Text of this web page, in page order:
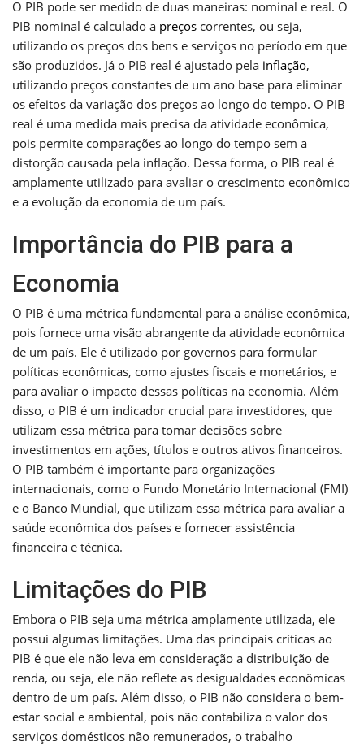
O PIB pode ser medido de duas maneiras: nominal e real. O
PIB nominal é calculado a preços correntes, ou seja,
utilizando os preços dos bens e serviços no período em que
são produzidos. Já o PIB real é ajustado pela inflação,
utilizando preços constantes de um ano base para eliminar
os efeitos da variação dos preços ao longo do tempo. O PIB
real é uma medida mais precisa da atividade econômica,
pois permite comparações ao longo do tempo sem a
distorção causada pela inflação. Dessa forma, o PIB real é
amplamente utilizado para avaliar o crescimento econômico
e a evolução da economia de um país.
Importância do PIB para a
Economia
O PIB é uma métrica fundamental para a análise econômica,
pois fornece uma visão abrangente da atividade econômica
de um país. Ele é utilizado por governos para formular
políticas econômicas, como ajustes fiscais e monetários, e
para avaliar o impacto dessas políticas na economia. Além
disso, o PIB é um indicador crucial para investidores, que
utilizam essa métrica para tomar decisões sobre
investimentos em ações, títulos e outros ativos financeiros.
O PIB também é importante para organizações
internacionais, como o Fundo Monetário Internacional (FMI)
e o Banco Mundial, que utilizam essa métrica para avaliar a
saúde econômica dos países e fornecer assistência
financeira e técnica.
Limitações do PIB
Embora o PIB seja uma métrica amplamente utilizada, ele
possui algumas limitações. Uma das principais críticas ao
PIB é que ele não leva em consideração a distribuição de
renda, ou seja, ele não reflete as desigualdades econômicas
dentro de um país. Além disso, o PIB não considera o bem-
estar social e ambiental, pois não contabiliza o valor dos
serviços domésticos não remunerados, o trabalho